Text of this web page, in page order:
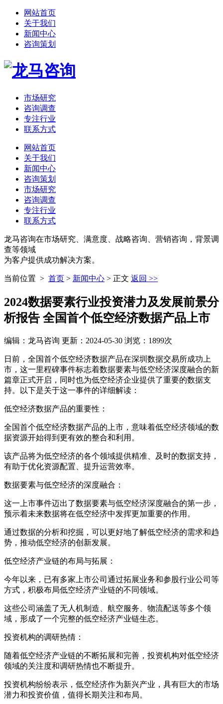
网站首页
关于我们
新闻中心
咨询策划
市场研究
咨询调查
专注行业
联系方式
网站首页
关于我们
新闻中心
咨询策划
市场研究
咨询调查
专注行业
联系方式
龙马咨询在市场研究、满意度、战略咨询、营销咨询，背景调
查等领域
为客户提供成功解决方案。
当前位置 > 首页 > 新闻中心 > 正文 返回 >>
2024数据要素行业投资潜力及发展前景分
析报告 全国首个低空经济数据产品上市
编辑：龙马咨询 更新：2024-05-30 浏览：1899次
日前，全国首个低空经济数据产品在深圳数据交易所成功上
市，这一里程碑事件标志着数据要素与低空经济深度融合的新
篇章正式开启，同时也为低空经济企业提供了重要的数据支
持。以下是关于这一事件的详细解读：
低空经济数据产品的重要性：
全国首个低空经济数据产品的上市，意味着低空经济领域的数
据资源开始得到更有效的整合和利用。
该产品将为低空经济的各个领域提供精准、及时的数据支持，
有助于优化资源配置、提升运营效率。
数据要素与低空经济的深度融合：
这一上市事件迈出了数据要素与低空经济深度融合的第一步，
预示着未来数据将在低空经济中发挥更加重要的作用。
通过数据的分析和挖掘，可以更好地了解低空经济的需求和趋
势，推动低空经济的创新发展。
低空经济产业链的布局与拓展：
今年以来，已有多家上市公司通过拓展业务和参股行业公司等
方式，积极布局低空经济产业链的不同领域。
这些公司涵盖了无人机制造、航空服务、物流配送等多个领
域，形成了一个完整的低空经济产业链生态。
投资机构的调研热情：
随着低空经济产业链的不断拓展和完善，投资机构对低空经济
领域的关注度和调研热情也不断提升。
投资机构纷纷表示，低空经济作为新兴产业，具有巨大的市场
潜力和投资价值，值得长期关注和布局。